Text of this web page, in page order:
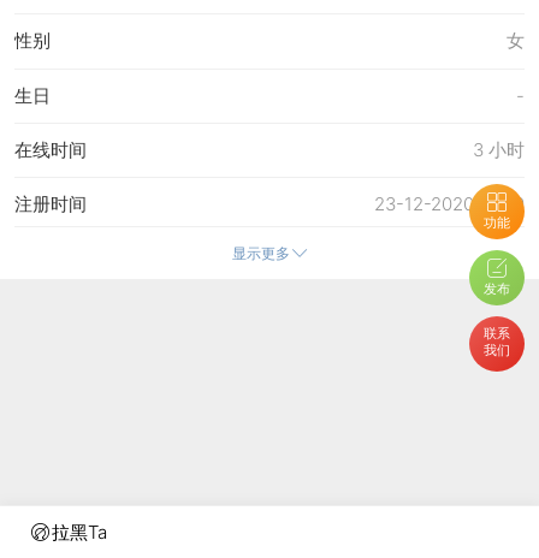
拉黑Ta
功能
发布
联系
我们
女
性别
-
生日
3 小时
在线时间
23-12-2020 12:50
注册时间
16-4-2026 01:08
15-4-2026 13:55
15-4-2026 14:01
显示更多